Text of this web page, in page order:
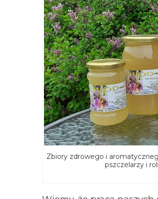
Zbiory zdrowego i
pszczelarzy i